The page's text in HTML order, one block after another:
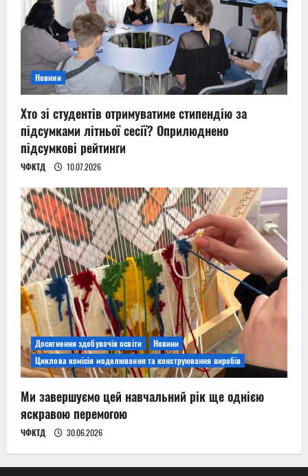
Новини
Хто зі студентів отримуватиме стипендію за
підсумками літньої сесії? Оприлюднено
підсумкові рейтинги
ЧФКТД 10.07.2026
Досягнення здобувачів освіти
Новини
Циклова комісія моделювання та конструювання виробів
Ми завершуємо цей навчальний рік ще однією
яскравою перемогою
ЧФКТД 30.06.2026